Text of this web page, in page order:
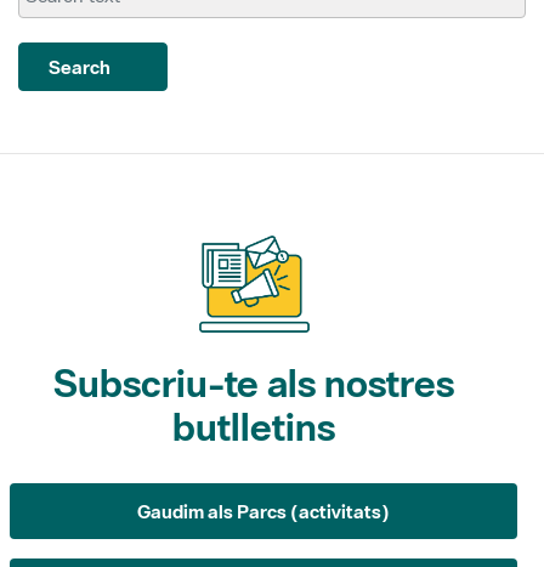
Search
Subscriu-te als nostres
butlletins
Gaudim als Parcs (activitats)